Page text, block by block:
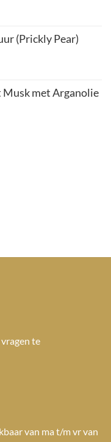
(Prickly Pear)
met Arganolie
te
van ma t/m vr van